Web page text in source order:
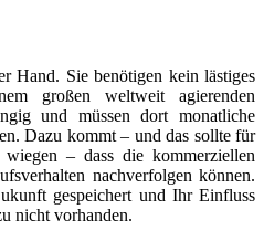
Hand. Sie benötigen kein lästiges
großen weltweit agierenden
und müssen dort monatliche
Dazu kommt – und das sollte für
– dass die kommerziellen
nachverfolgen können.
gespeichert und Ihr Einfluss
nicht vorhanden.